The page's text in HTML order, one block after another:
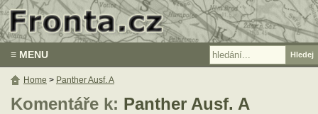
≡ MENU
Komentáře k: Panther Ausf. A
Home > Panther Ausf. A